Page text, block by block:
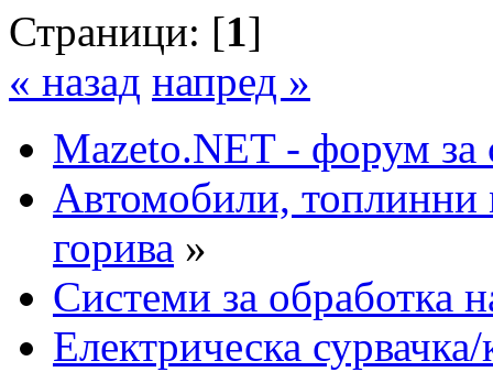
Страници: [1]
« назад напред »
Mazeto.NET - форум за
Автомобили,
горива »
Системи за обработка
Електрическа сурвачка/